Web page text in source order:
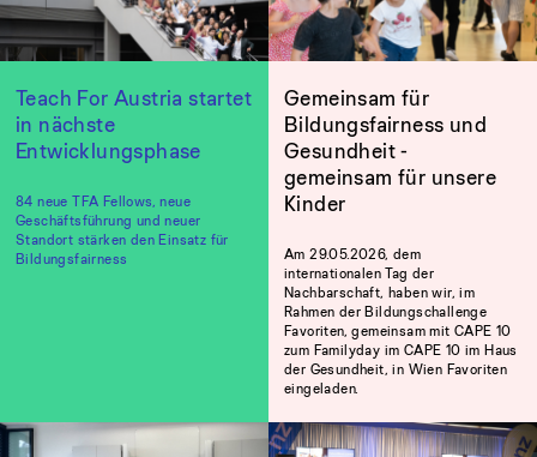
Teach For Austria startet
in nächste
Entwicklungsphase
84 neue TFA Fellows, neue
Geschäftsführung und neuer
Standort stärken den Einsatz für
Bildungsfairness
Gemeinsam für
Bildungsfairness und
Gesundheit -
gemeinsam für unsere
Kinder
Am 29.05.2026, dem
internationalen Tag der
Nachbarschaft, haben wir, im
Rahmen der Bildungschallenge
Favoriten, gemeinsam mit CAPE 10
zum Familyday im CAPE 10 im Haus
der Gesundheit, in Wien Favoriten
eingeladen.